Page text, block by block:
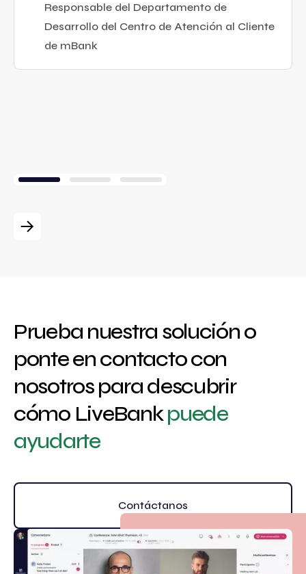
Responsable del Departamento de
Desarrollo del Centro de Atención al Cliente
de mBank
Prueba nuestra solución o
ponte en contacto con
nosotros para descubrir
cómo LiveBankpuede
ayudarte
Contáctanos